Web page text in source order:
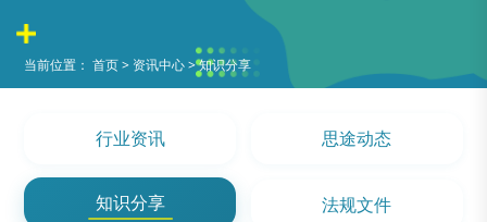
当前位置：首页> 资讯中心>知识分享
行业资讯 思途动态
知识分享 法规文件